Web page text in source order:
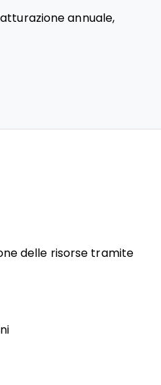
annuale,
delle risorse tramite